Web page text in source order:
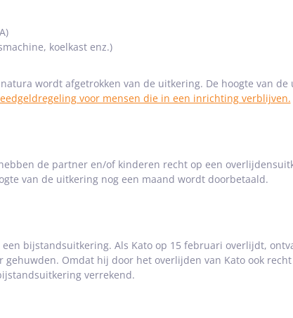
koelkast enz.)
wordt afgetrokken van de uitkering. De hoogte van de
voor mensen die in een inrichting verblijven.
de partner en/of kinderen recht op een
van de uitkering nog een maand wordt doorbetaald.
bijstandsuitkering. Als Kato op 15 februari overlijdt,
Omdat hij door het overlijden van Kato ook
verrekend.